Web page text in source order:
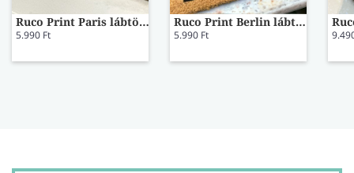
Ruco Print Paris lábtörlő
5.990 Ft
Ruco Print Berlin lábtörlő
5.990 Ft